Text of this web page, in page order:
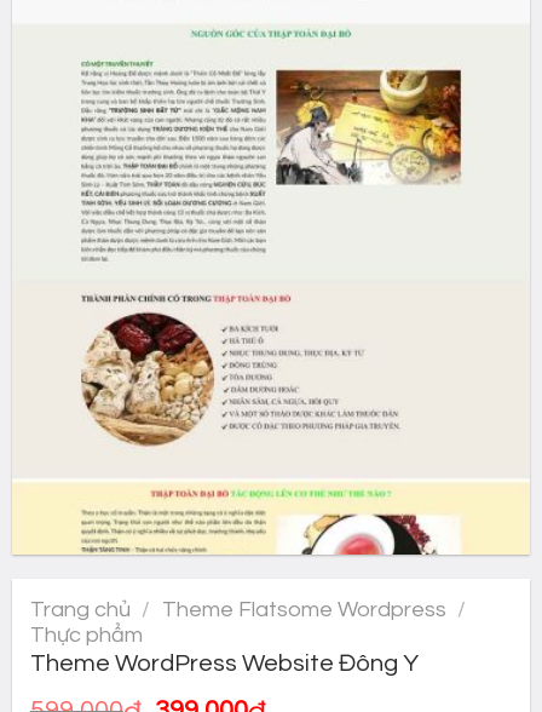
Trang chủ / Theme Flatsome Wordpress /
Thực phẩm
Theme WordPress Website Đông Y